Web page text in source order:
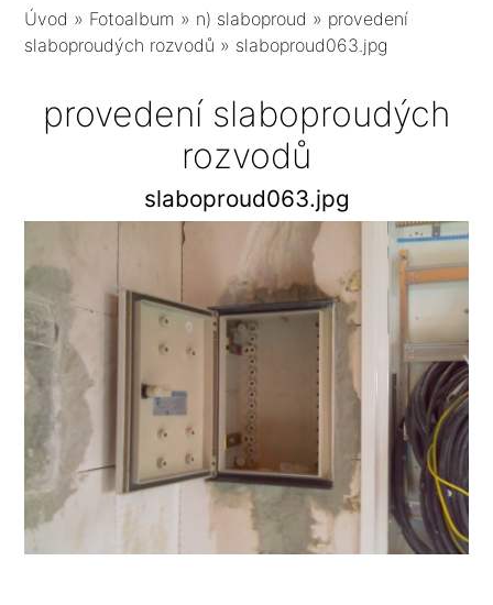
Úvod » Fotoalbum » n) slaboproud » provedení
slaboproudých rozvodů » slaboproud063.jpg
provedení slaboproudých
rozvodů
slaboproud063.jpg